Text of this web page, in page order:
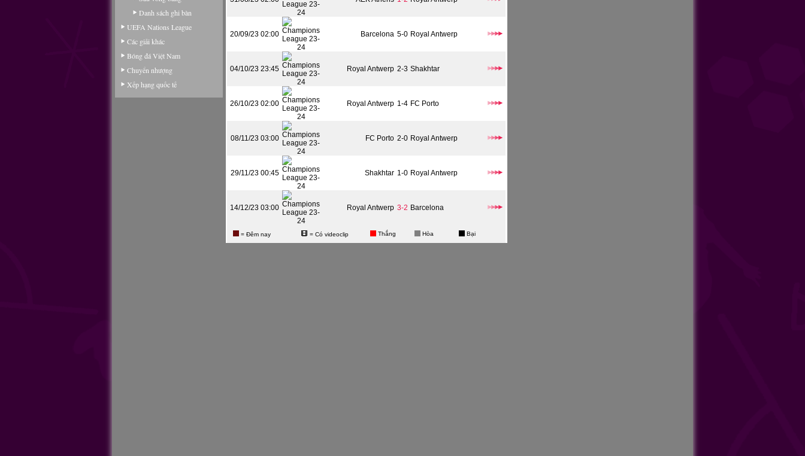
Danh sách ghi bàn
UEFA Nations League
Các giải khác
Bóng đá Việt Nam
Chuyển nhượng
Xếp hạng quốc tế
20/09/23 02:00 Barcelona 5-0 Royal Antwerp
04/10/23 23:45 Royal Antwerp 2-3 Shakhtar
26/10/23 02:00 Royal Antwerp 1-4 FC Porto
08/11/23 03:00 FC Porto 2-0 Royal Antwerp
29/11/23 00:45 Shakhtar 1-0 Royal Antwerp
14/12/23 03:00 Royal Antwerp 3-2 Barcelona
= Đêm nay = Có videoclip Thắng Hòa Bại